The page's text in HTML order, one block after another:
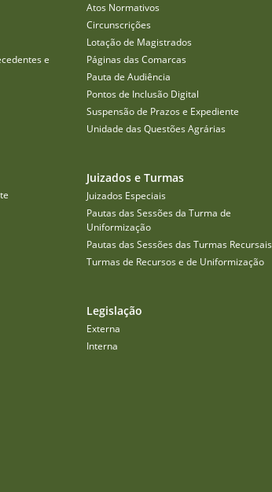
e
Atos Normativos
Circunscrições
Lotação de Magistrados
Páginas das Comarcas
Pauta de Audiência
Pontos de Inclusão Digital
Suspensão de Prazos e Expediente
Unidade das Questões Agrárias
Juizados e Turmas
Juizados Especiais
Pautas das Sessões da Turma de
Uniformização
Pautas das Sessões das Turmas Recursais
Turmas de Recursos e de Uniformização
Legislação
Externa
Interna